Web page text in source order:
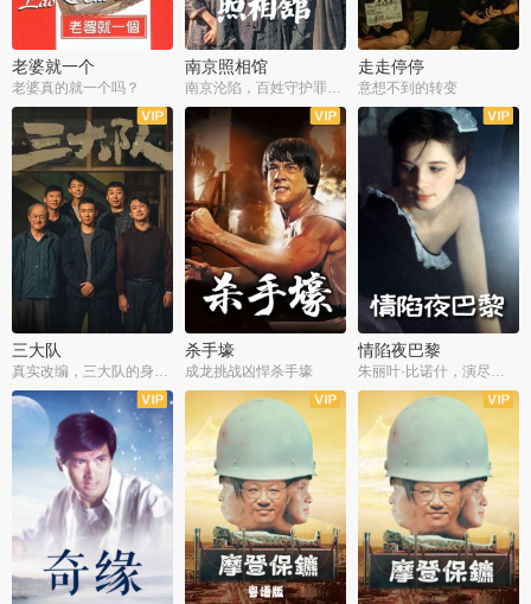
老婆就一个
老婆真的就一个吗？
南京照相馆
南京沦陷，百姓守护罪证底片
走走停停
意想不到的转变
三大队 杀手壕
成龙挑战凶悍杀手壕
情陷夜巴黎